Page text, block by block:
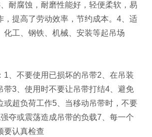
耐腐蚀，耐磨性能好，轻便柔软，易
，提高了劳动效率，节约成本。4、适
化工、钢铁、机械、安装等起吊场
1、不要使用已损坏的吊带2、在吊装
带3、使用时不要让吊带打结4、避免
或超负荷工作5、当移动吊带时，不要
夺或震荡造成吊带的负载7、每一个
要认真检查